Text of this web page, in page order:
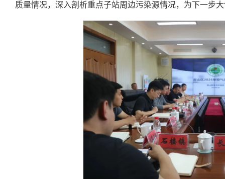
质量情况，深入剖析重点子站周边污染源情况，为下一步